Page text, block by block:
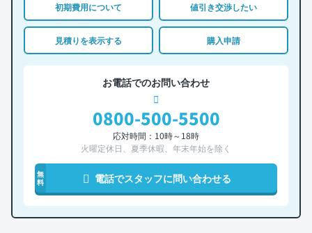
初期費用について 値引き交渉したい
見積りを表示する 購入申請
お電話でのお問い合わせ
0800-500-5500
応対時間：10時～18時
火曜定休日、夏季休暇、年末年始を除く
無
料
電話でスタッフに問い合わせる